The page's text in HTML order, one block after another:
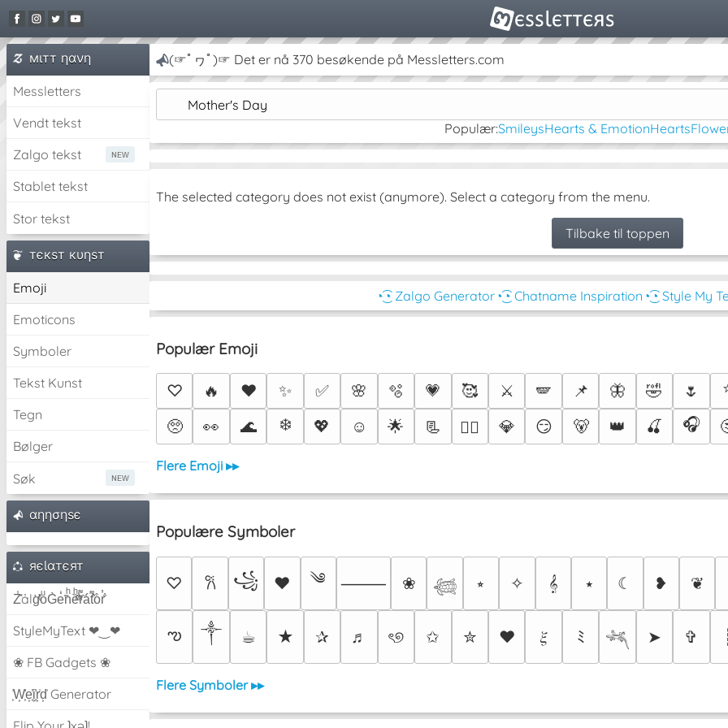
мιтт ηανη
Messletters
Vendt tekst
Zalgo tekst
Stablet tekst
Stor tekst
тєкѕт кυηѕт
Emoji
Emoticons
Symboler
Tekst Kunst
Tegn
Bølger
Søk
αηησηѕє
яєƖαтєят
Z̾̽ảlg̀͐ͭ̽oͧG̀e̒̃nͪȅͪͫ̏̐r͌̑á͑t͌̑͛o̊r̓̐
StyleMyText ❤‿❤
❀ FB Gadgets ❀
͕͗W͕͕͗͗e͕͕͗͗i͕͕͗͗r͕͗d͕͗ Generator
(☞ﾟヮﾟ)☞ Det er nå 370 besøkende på Messletters.com
Mother's Day
Populær:SmileysHearts & EmotionHearts
The selected category does not exist (anymore). Select a category from the menu.
Tilbake til toppen
◔͜͡◔ Zalgo Generator◔͜͡◔ Chatname Inspiration ◔͜͡◔ Style My
Populær Emoji
♡ 🔥 ❤️ ✨ ✅ 🌸 🫧 💗 🥰 ⚔️ 🪽 📌 🦋 🤣 🌷
🥺
👀 🌊 ❄️ 💖 ☺️ 🌟 📃 ❤️‍🔥 💎 😏 🐻 👑 🍒 🎧
Flere Emoji ▸▸
Populære Symboler
♡ 𐙚 ꧁ ♥ ༄ ⸻ ❀ 𓆉 ⭒ ✧ 𝄞 ⭑ ☾ ❥ ❦
ఌ ༒︎ ☕︎ ★ ✰ ♬ ৎ୭ ✩ ✮ ❤ 𝜉 ﾐ 𓆈 ➤ ✞ ┊
Flere Symboler ▸▸